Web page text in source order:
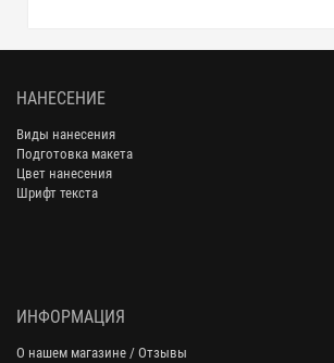
НАНЕСЕНИЕ
Виды нанесения
Подготовка макета
Цвет нанесения
Шрифт текста
ИНФОРМАЦИЯ
О нашем магазине / Отзывы